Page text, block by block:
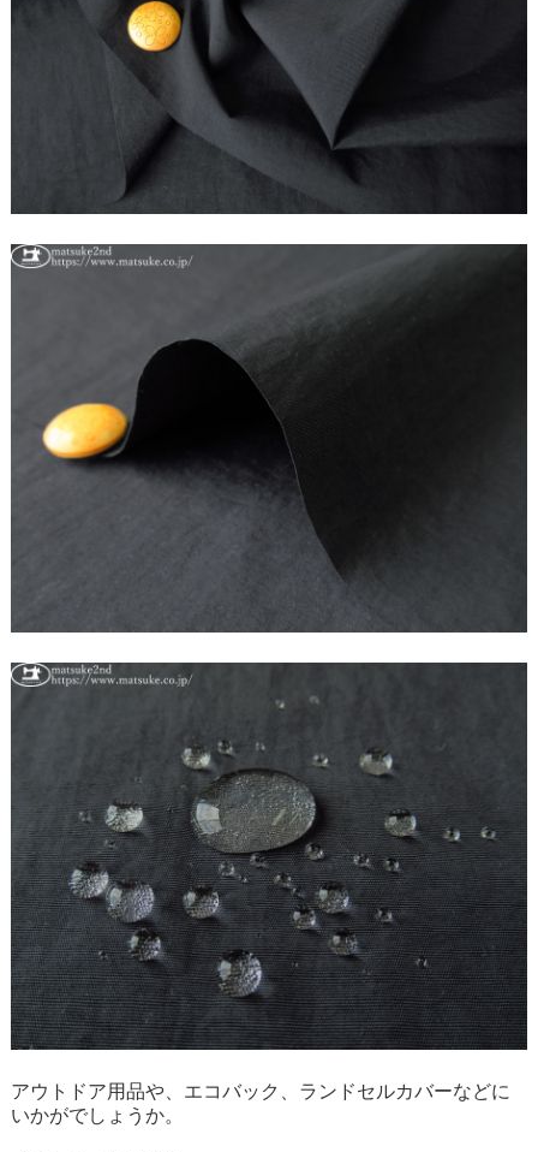
アウトドア用品や、エコバック、ランドセルカバーなどに
いかがでしょうか。